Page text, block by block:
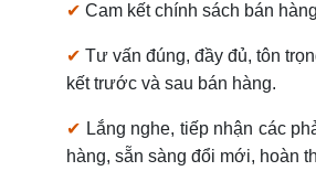
✔ Cam kết chính sách bán
✔ Tư vấn đúng, đầy đủ, tôn
kết trước và sau bán hàng.
✔ Lắng nghe, tiếp nhận các
hàng, sẵn sàng đổi mới, hoàn